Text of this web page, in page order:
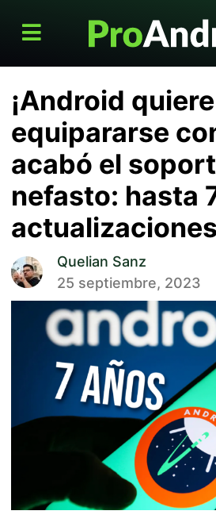
¡Android quiere
equipararse
acabó el
nefasto: hasta
actualizaciones
Quelian Sanz
25 septiembre, 2023